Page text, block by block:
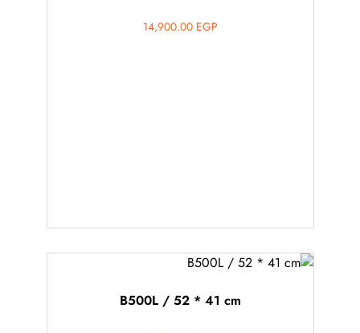
14,900.00 EGP
B500L / 52 * 41 cm